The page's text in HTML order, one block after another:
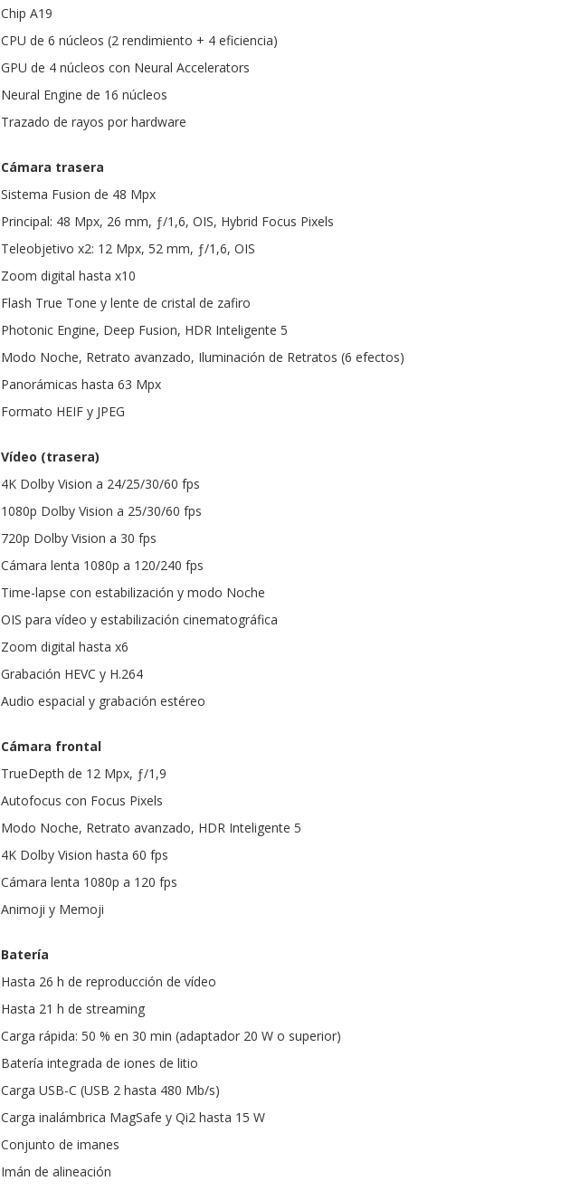
Chip A19
CPU de 6 núcleos (2 rendimiento + 4 eficiencia)
GPU de 4 núcleos con Neural Accelerators
Neural Engine de 16 núcleos
Trazado de rayos por hardware
Cámara trasera
Sistema Fusion de 48 Mpx
Principal: 48 Mpx, 26 mm, ƒ/1,6, OIS, Hybrid Focus Pixels
Teleobjetivo x2: 12 Mpx, 52 mm, ƒ/1,6, OIS
Zoom digital hasta x10
Flash True Tone y lente de cristal de zafiro
Photonic Engine, Deep Fusion, HDR Inteligente 5
Modo Noche, Retrato avanzado, Iluminación de Retratos (6 efectos)
Panorámicas hasta 63 Mpx
Formato HEIF y JPEG
Vídeo (trasera)
4K Dolby Vision a 24/25/30/60 fps
1080p Dolby Vision a 25/30/60 fps
720p Dolby Vision a 30 fps
Cámara lenta 1080p a 120/240 fps
Time-lapse con estabilización y modo Noche
OIS para vídeo y estabilización cinematográfica
Zoom digital hasta x6
Grabación HEVC y H.264
Audio espacial y grabación estéreo
Cámara frontal
TrueDepth de 12 Mpx, ƒ/1,9
Autofocus con Focus Pixels
Modo Noche, Retrato avanzado, HDR Inteligente 5
4K Dolby Vision hasta 60 fps
Cámara lenta 1080p a 120 fps
Animoji y Memoji
Batería
Hasta 26 h de reproducción de vídeo
Hasta 21 h de streaming
Carga rápida: 50 % en 30 min (adaptador 20 W o superior)
Batería integrada de iones de litio
Carga USB-C (USB 2 hasta 480 Mb/s)
Carga inalámbrica MagSafe y Qi2 hasta 15 W
Conjunto de imanes
Imán de alineación